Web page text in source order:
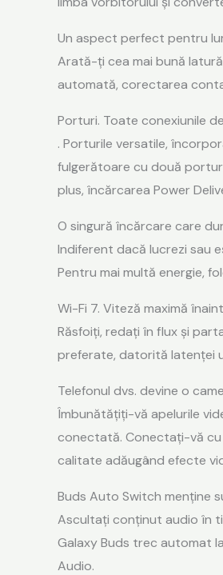
Un aspect perfect pentru
Arată-ți cea mai bună
automată, corectarea
Porturi. Toate conexiunile
. Porturile versatile,
fulgerătoare cu două
plus, încărcarea Power
O singură încărcare care
Indiferent dacă lucrezi sau
Pentru mai multă energie,
Wi-Fi 7. Viteză maximă
Răsfoiți, redați în flux și
preferate, datorită latenței
Telefonul dvs. devine o
Îmbunătățiți-vă apelurile
conectată. Conectați-vă cu
calitate adăugând efecte
Buds Auto Switch menține
Ascultați conținut audio în
Galaxy Buds trec automat
Audio.